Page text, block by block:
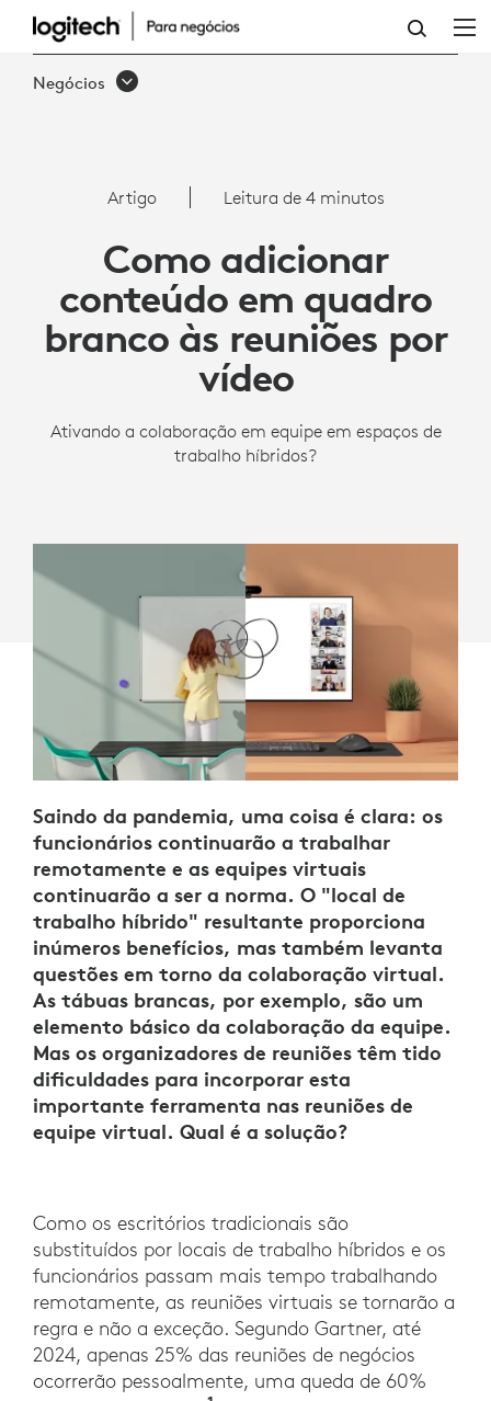
COMO
ADICIONAR
QUADRO
BRANCO
VIRTUAL
ÀS
REUNIÕES
VÍDEO
Negócios
Artigo Leitura de 4 minutos
Como adicionar
conteúdo em quadro
branco às reuniões por
vídeo
Ativando a colaboração em equipe em espaços de
trabalho híbridos?
Saindo da pandemia, uma coisa é clara: os
funcionários continuarão a trabalhar
remotamente e as equipes virtuais
continuarão a ser a norma. O "local de
trabalho híbrido" resultante proporciona
inúmeros benefícios, mas também levanta
questões em torno da colaboração virtual.
As tábuas brancas, por exemplo, são um
elemento básico da colaboração da equipe.
Mas os organizadores de reuniões têm tido
dificuldades para incorporar esta
importante ferramenta nas reuniões de
equipe virtual. Qual é a solução?
Como os escritórios tradicionais são
substituídos por locais de trabalho híbridos e os
funcionários passam mais tempo trabalhando
remotamente, as reuniões virtuais se tornarão a
regra e não a exceção. Segundo Gartner, até
2024, apenas 25% das reuniões de negócios
ocorrerão pessoalmente, uma queda de 60%